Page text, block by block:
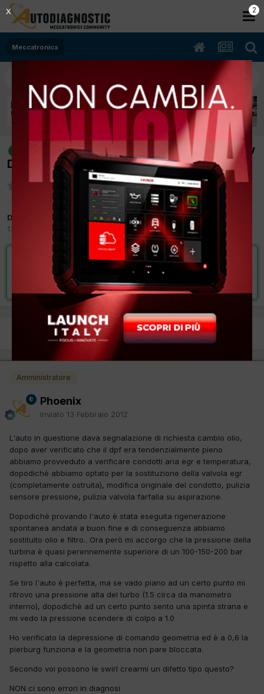
Meccatronica
[159 10/2006 1.9cc 939A2000 110Kw
Diesel] Strattona
Da Phoenix
13 Febbraio 2012
VAI ALLA SOLUZIONE
Risolta da Phoenix,1 Marzo 2012
AVANTI
Pagina 1 di 2
Amministratore
Phoenix
Inviato 13 Febbraio 2012
L'auto in questione dava segnalazione di richiesta cambio olio,
dopo aver verificato che il dpf era tendenzialmente pieno
abbiamo provveduto a verificare condotti aria egr e temperatura,
dopodichè abbiamo optato per la sostituzione della valvola egr
(completamente ostruita), modifica originale del condotto, pulizia
sensore pressione, pulizia valvola farfalla su aspirazione.
Dopodichè provando l'auto è stata eseguita rigenerazione
spontanea andata a buon fine e di conseguenza abbiamo
sostituito olio e filtro.. Ora però mi accorgo che la pressione della
turbina è quasi perennemente superiore di un 100-150-200 bar
rispetto alla calcolata.
Se tiro l'auto è perfetta, ma se vado piano ad un certo punto mi
ritrovo una pressione alta del turbo (1.5 circa da manometro
interno), dopodichè ad un certo punto sento una spinta strana e
mi vedo la pressione scendere di colpo a 1.0
Ho verificato la depressione di comando geometria ed è a 0,6 la
pierburg funziona e la geometria non pare bloccata.
Secondo voi possono le swirl crearmi un difetto tipo questo?
NON ci sono errori in diagnosi
1
X